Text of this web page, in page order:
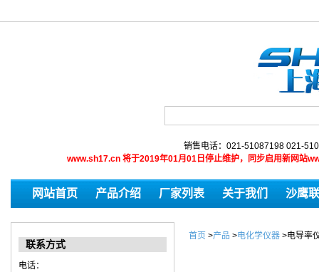
销售电话：021-51087198 021-
www.sh17.cn 将于2019年01月01日停止维护，同步启用新网站
网站首页 产品介绍 厂家列表 关于我们 沙鹰
联系方式
电话：
首页 >产品 >电化学仪器 >电导率